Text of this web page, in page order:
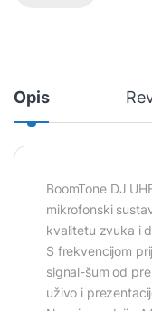
Opis
BoomTone DJ
mikrofonski
kvalitetu zvuka i
S frekvencijom
signal-šum od
uživo i